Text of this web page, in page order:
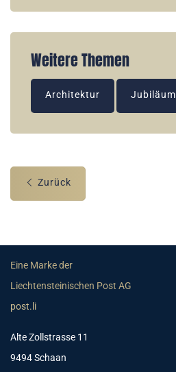
Weitere Themen
Architektur Jubiläum
Zurück
Eine Marke der
Liechtensteinischen Post AG
post.li
Alte Zollstrasse 11
9494 Schaan